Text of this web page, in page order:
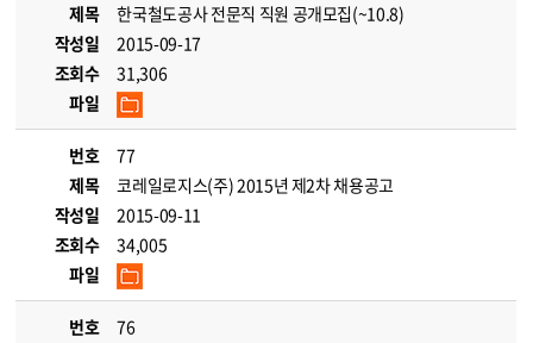
제목
한국철도공사 전문직 직원 공개모집(~10.8)
작성일
2015-09-17
조회수
31,306
파일
번호
77
제목
코레일로지스(주) 2015년 제2차 채용공고
작성일
2015-09-11
조회수
34,005
파일
번호
76